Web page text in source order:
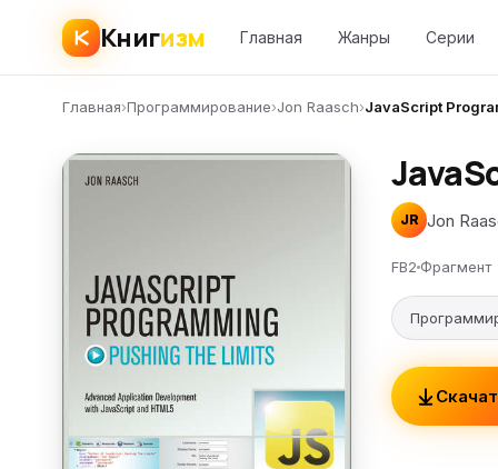
Книгизм Главная Жанры Серии
Главная›Программирование›Jon Raasch›JavaScript
JR Jon
FB2 Фрагмент